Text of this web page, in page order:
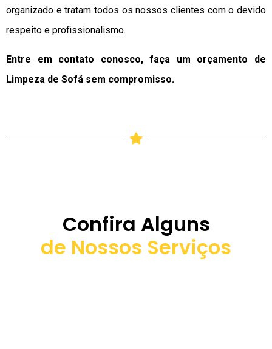
organizado e tratam todos os nossos clientes com o devido
respeito e profissionalismo.
Entre em contato conosco, faça um orçamento de
Limpeza de Sofá sem compromisso.
Confira Alguns
de Nossos Serviços